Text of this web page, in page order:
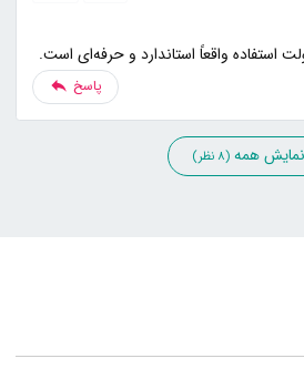
استفاده واقعاً استاندارد و حرفه‌ای است.
پاسخ
نمایش همه (8 نظر)